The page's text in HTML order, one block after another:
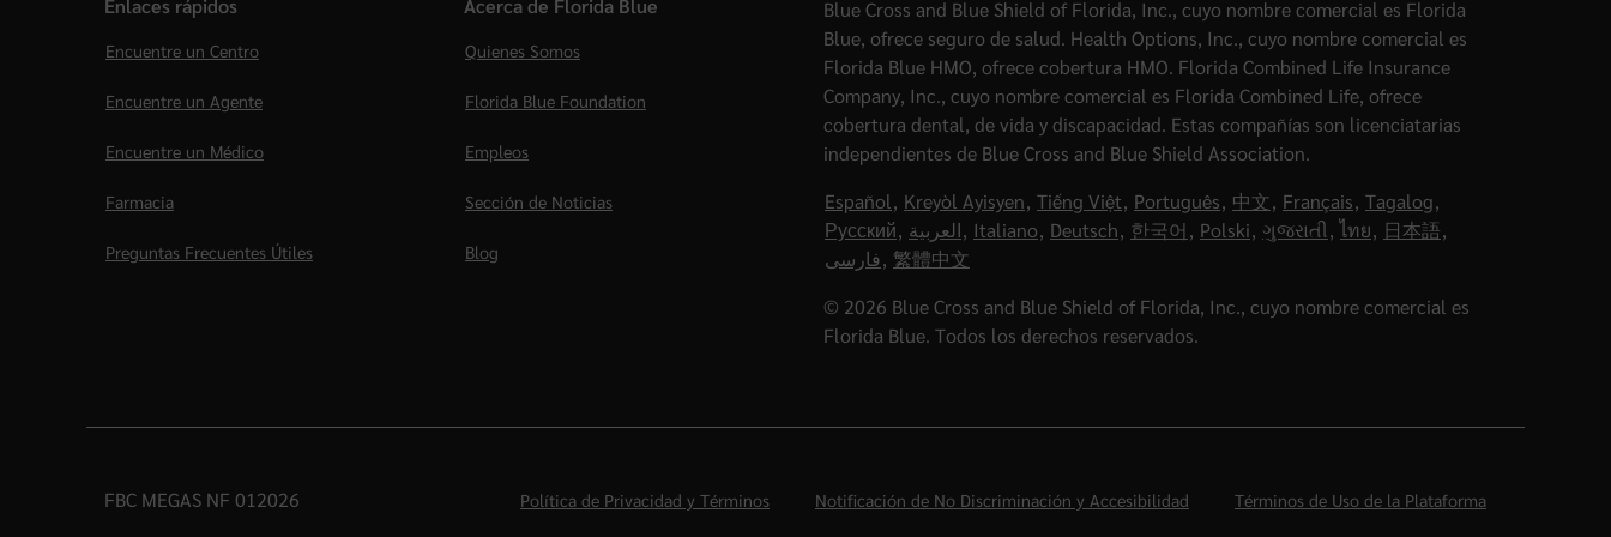
Enlaces rápidos
Encuentre un Centro
Encuentre un Agente
Encuentre un Médico
Farmacia
Preguntas Frecuentes Útiles
Acerca de Florida Blue
Quienes Somos
Florida Blue Foundation
Empleos
Sección de Noticias
Blog
Blue Cross and Blue Shield of Florida, Inc., cuyo nombre comercial es Florida
Blue, ofrece seguro de salud. Health Options, Inc., cuyo nombre comercial es
Florida Blue HMO, ofrece cobertura HMO. Florida Combined Life Insurance
Company, Inc., cuyo nombre comercial es Florida Combined Life, ofrece
cobertura dental, de vida y discapacidad. Estas compañías son licenciatarias
independientes de Blue Cross and Blue Shield Association.
Español, Kreyòl Ayisyen, Tiếng Việt, Português, 中文, Français, Tagalog,
Русский, العربية, Italiano, Deutsch, 한국어, Polski, ગુજરાતી, ไทย, 日本語,
فارسی, 繁體中文
© 2026 Blue Cross and Blue Shield of Florida, Inc., cuyo nombre comercial es
Florida Blue. Todos los derechos reservados.
FBC MEGAS NF 012026 Política de Privacidad y Términos Notificación de No Discriminación y Accesibilidad Términos de Uso de la Plataforma